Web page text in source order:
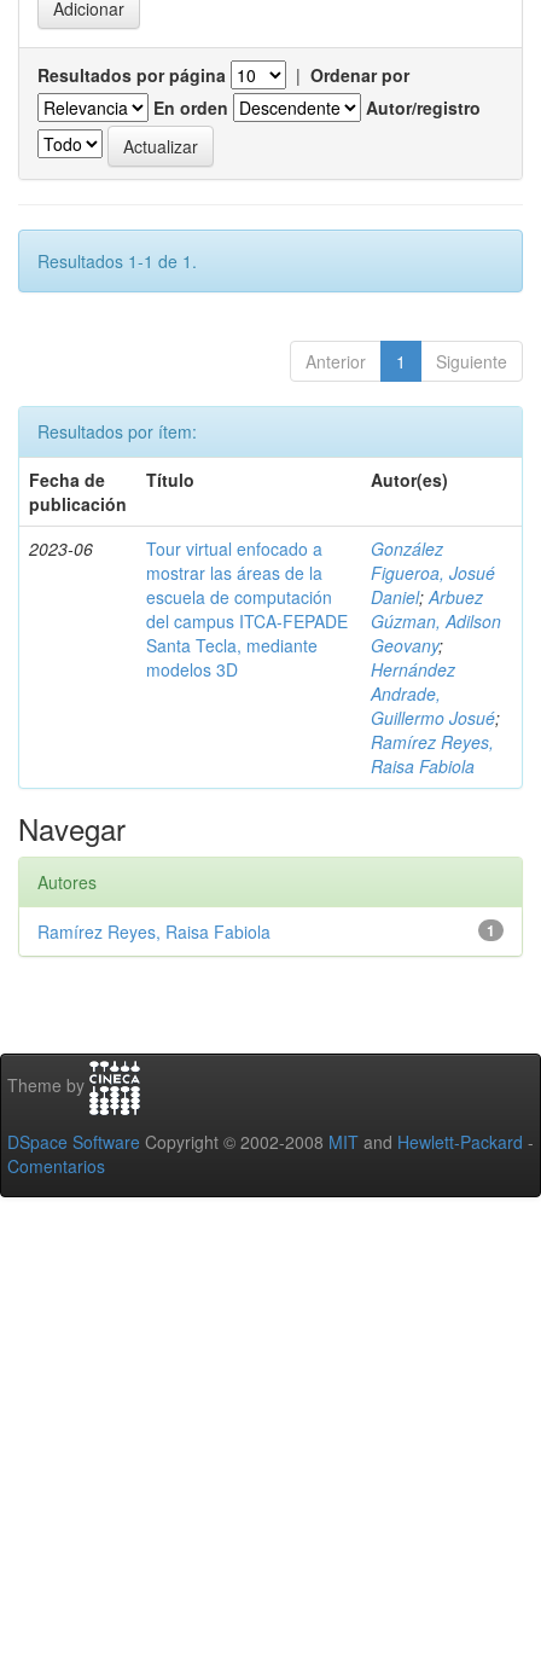
Resultados por página | Ordenar por
En orden
Autor/registro
Resultados 1-1 de 1.
Anterior 1 Siguiente
Resultados por ítem:
Fecha de
publicación
Título Autor(es)
2023-06
Tour virtual enfocado a
mostrar las áreas de la
escuela de computación
del campus ITCA-FEPADE
Santa Tecla, mediante
modelos 3D
González
Figueroa, Josué
Daniel;Arbuez
Gúzman, Adilson
Geovany;
Hernández
Andrade,
Guillermo Josué;
Ramírez Reyes,
Raisa Fabiola
Navegar
Autores
1
Ramírez Reyes, Raisa Fabiola
Theme by
DSpace Software Copyright © 2002-2008 MIT and Hewlett-Packard -
Comentarios